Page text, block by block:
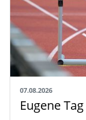
07.08.2026